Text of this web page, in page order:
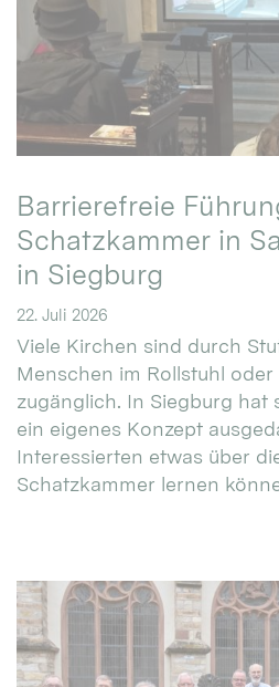
Barrierefreie
Schatzkammer in
in Siegburg
22. Juli 2026
Viele Kirchen sind durch
Menschen im Rollstuhl
zugänglich. In Siegburg hat
ein eigenes Konzept
Interessierten etwas über
Schatzkammer lernen